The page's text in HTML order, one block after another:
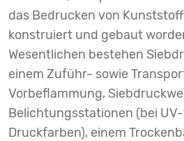
das Bedrucken von
konstruiert und gebaut
Wesentlichen bestehen
einem Zuführ- sowie
Vorbeflammung,
Belichtungsstationen (bei
Druckfarben), einem